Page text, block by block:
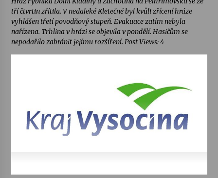
tří čtvrtin zřítila. V nedaleké Kletečné byl kvůli zřícení hráze
vyhlášen třetí povodňový stupeň. Evakuace zatím nebyla
nařízena. Trhlina v hrázi se objevila v pondělí. Hasičům se
nepodařilo zabránit jejímu rozšíření. Post Views: 4